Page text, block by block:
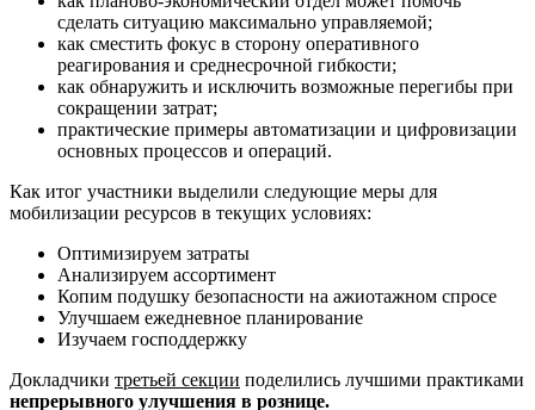
сделать ситуацию максимально управляемой;
как сместить фокус в сторону оперативного
реагирования и среднесрочной гибкости;
как обнаружить и исключить возможные перегибы при
сокращении затрат;
практические примеры автоматизации и цифровизации
основных процессов и операций.
Как итог участники выделили следующие меры для
мобилизации ресурсов в текущих условиях:
Оптимизируем затраты
Анализируем ассортимент
Копим подушку безопасности на ажиотажном спросе
Улучшаем ежедневное планирование
Изучаем господдержку
Докладчики третьей секции поделились лучшими практиками
непрерывного улучшения в рознице.